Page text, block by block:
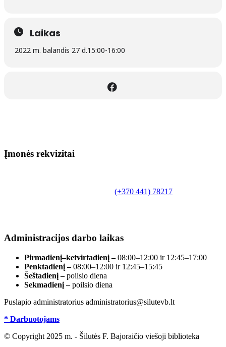
Laikas
2022 m. balandis 27 d.15:00-16:00
Įmonės rekvizitai
(+370 441) 78217
Administracijos darbo laikas
Pirmadienį–ketvirtadienį –08:00–12:00 ir 12:45–17:00
Penktadienį –08:00–12:00 ir 12:45–15:45
Šeštadienį –poilsio diena
Sekmadienį –poilsio diena
Puslapio administratorius administratorius@silutevb.lt
* Darbuotojams
© Copyright 2025 m. - Šilutės F. Bajoraičio viešoji biblioteka